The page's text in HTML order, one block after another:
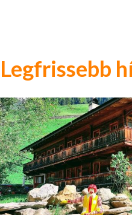
Legfrissebb